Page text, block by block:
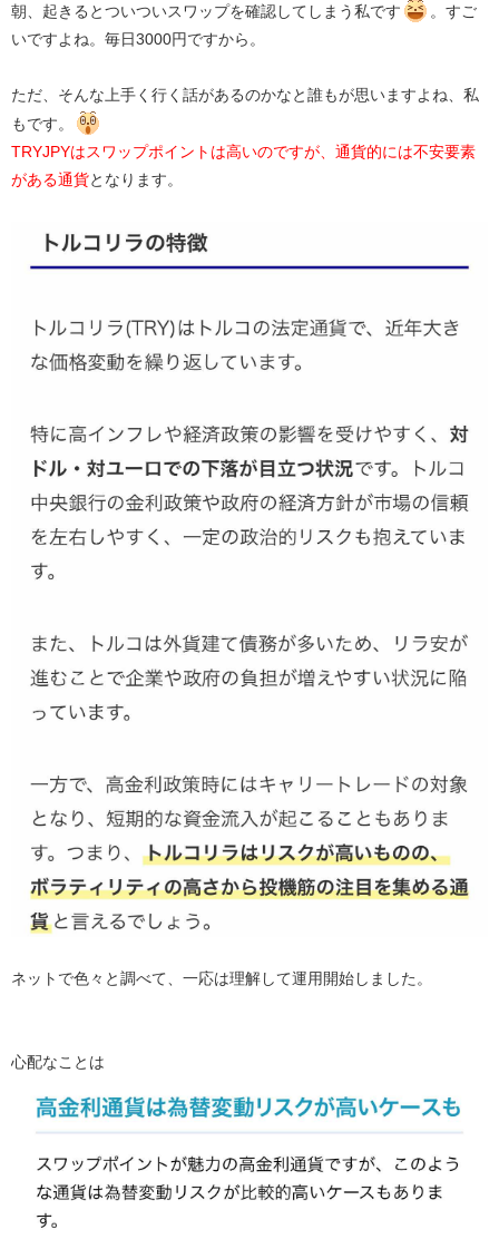
朝、起きるとついついスワップを確認してしまう私です
。すご
いですよね。毎日3000円ですから。
ただ、そんな上手く行く話があるのかなと誰もが思いますよね、私
もです。
​TRYJPYはスワップポイントは高いのですが、通貨的には不安要素
がある通貨​となります。
ネットで色々と調べて、一応は理解して運用開始しました。
心配なことは